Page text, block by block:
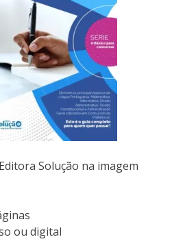
Solução na imagem
ou digital